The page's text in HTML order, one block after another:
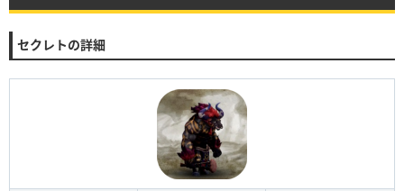
セクレトの詳細